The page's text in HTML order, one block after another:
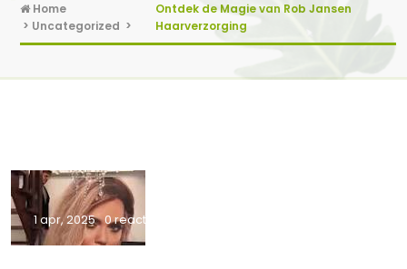
Home
> Uncategorized >
Ontdek de Magie van Rob Jansen
Haarverzorging
1 apr, 2025 0 reacties